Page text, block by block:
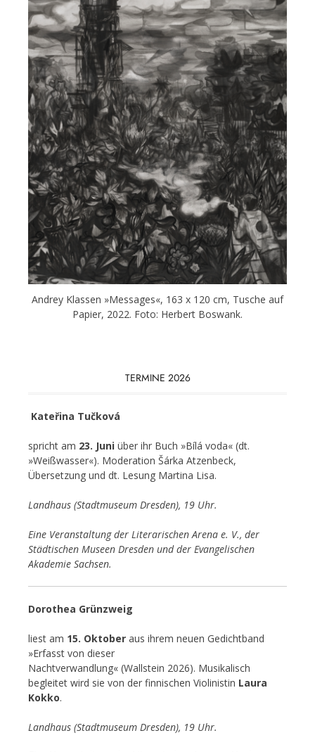
Andrey Klassen »Messages«, 163 x 120 cm, Tusche auf
Papier, 2022. Foto: Herbert Boswank.
TERMINE 2026
Kateřina Tučková
spricht am 23. Juni über ihr Buch »Bílá voda« (dt.
»Weißwasser«). Moderation Šárka Atzenbeck,
Übersetzung und dt. Lesung Martina Lisa.
Landhaus (Stadtmuseum Dresden), 19 Uhr.
Eine Veranstaltung der Literarischen Arena e. V., der
Städtischen Museen Dresden und der Evangelischen
Akademie Sachsen.
Dorothea Grünzweig
liest am 15. Oktober aus ihrem neuen Gedichtband
»Erfasst von dieser
Nachtverwandlung« (Wallstein 2026). Musikalisch
begleitet wird sie von der finnischen Violinistin Laura
Kokko.
Landhaus (Stadtmuseum Dresden), 19 Uhr.